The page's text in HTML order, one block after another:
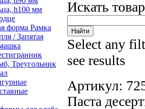
h100 мм
форма Рамка
/ Запятая
Треугольник
Искать
Select any
see results
Артикул:
Паста